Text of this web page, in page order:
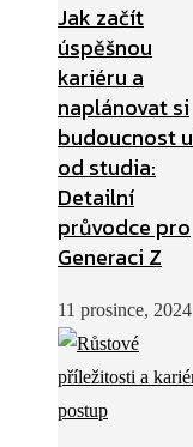
Jak začít
úspěšnou
kariéru a
naplánovat si
budoucnost
od studia:
Detailní
průvodce pro
Generaci Z
11 prosince, 2024